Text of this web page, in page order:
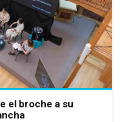
el broche a su